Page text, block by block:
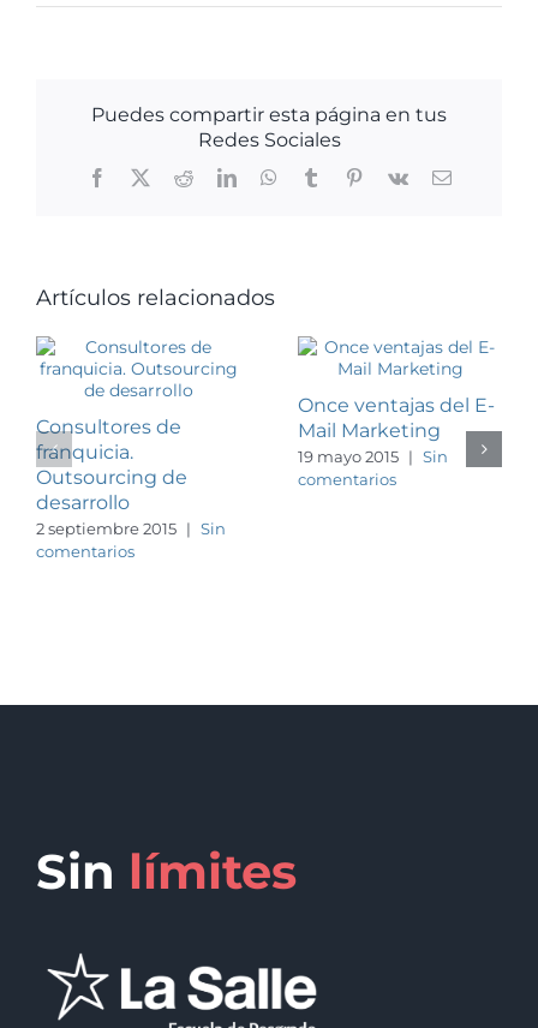
Puedes compartir esta página en tus
Redes Sociales
Facebook
X RedditLinkedInWhatsApp
TumblrPinterest
Vk
Correo
Artículos relacionados
Consultores de
franquicia.
Outsourcing de
desarrollo
2 septiembre 2015 | Sin
comentarios
Once ventajas del E-
Mail Marketing
19 mayo 2015 | Sin
comentarios
Sin límites